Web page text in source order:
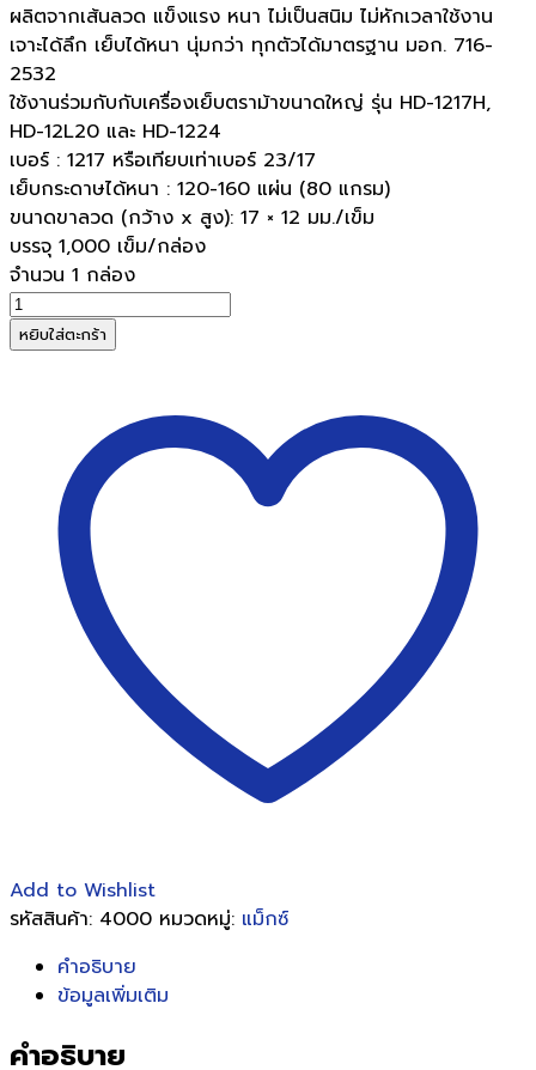
ผลิตจากเส้นลวด แข็งแรง หนา ไม่เป็นสนิม ไม่หักเวลาใช้งาน
เจาะได้ลึก เย็บได้หนา นุ่มกว่า ทุกตัวได้มาตรฐาน มอก. 716-
2532
ใช้งานร่วมกับกับเครื่องเย็บตราม้าขนาดใหญ่ รุ่น HD-1217H,
HD-12L20 และ HD-1224
เบอร์ : 1217 หรือเทียบเท่าเบอร์ 23/17
เย็บกระดาษได้หนา : 120-160 แผ่น (80 แกรม)
ขนาดขาลวด (กว้าง x สูง): 17 × 12 มม./เข็ม
บรรจุ 1,000 เข็ม/กล่อง
จำนวน 1 กล่อง
จำนวน
ลวด
เย็บ
(23/17)
หยิบใส่ตะกร้า
Add to Wishlist
รหัสสินค้า: 4000 หมวดหมู่: แม็กซ์
คำอธิบาย
ข้อมูลเพิ่มเติม
คำอธิบาย